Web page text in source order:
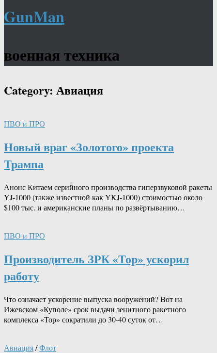
GunMan
военная техника
Category: Авиация
ПВО и ПРО
Новый враг «Золотого» проекта
Трампа
Анонс Китаем серийного производства гиперзвуковой ракеты
YJ-1000 (также известной как YKJ-1000) стоимостью около
$100 тыс. и американские планы по развёртыванию…
ПВО и ПРО
Производитель ЗРК «Тор» ускорил
работу
Что означает ускорение выпуска вооружений? Вот на
Ижевском «Куполе» срок выдачи зенитного ракетного
комплекса «Тор» сократили до 30-40 суток от…
Авиация/Флот